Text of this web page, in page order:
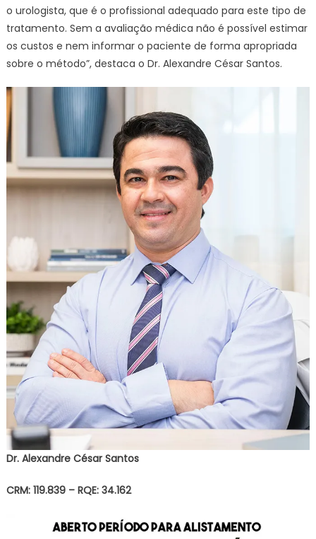
o urologista, que é o profissional adequado para este tipo de
tratamento. Sem a avaliação médica não é possível estimar
os custos e nem informar o paciente de forma apropriada
sobre o método”, destaca o Dr. Alexandre César Santos.
Dr. Alexandre César Santos
CRM: 119.839 – RQE: 34.162